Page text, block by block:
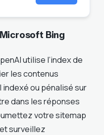
Microsoft Bing
utilise l’index de
les contenus
ou pénalisé sur
dans les réponses
votre sitemap
et surveillez